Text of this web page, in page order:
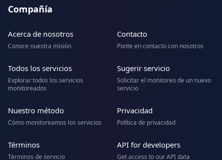
Compañía
Acerca de nosotros
Conoce nuestra misión
Contacto
Ponte en contacto con nosotros
Todos los servicios
Explorar todos los servicios
monitoreados
Sugerir servicio
Solicitar el monitoreo de un nuevo
servicio
Nuestro método
Cómo monitoreamos los servicios
Privacidad
Política de privacidad
Términos
Términos de servicio
API for developers
Get access to our API data